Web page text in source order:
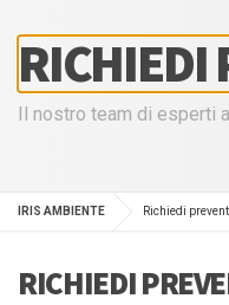
RICHIEDI
Il nostro team di esperti
IRIS AMBIENTE Richiedi
RICHIEDI